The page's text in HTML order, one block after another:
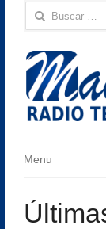
Buscar:
Menu
Menu